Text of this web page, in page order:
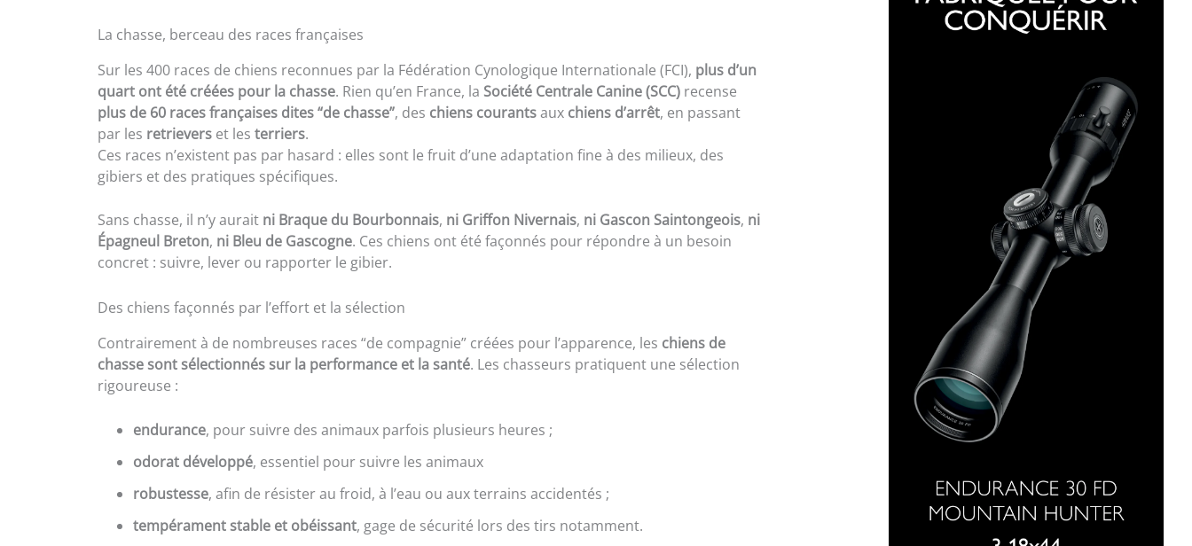
La chasse, berceau des races françaises
Sur les 400 races de chiens reconnues par la Fédération Cynologique Internationale (FCI), plus d’un
quart ont été créées pour la chasse. Rien qu’en France, la Société Centrale Canine (SCC) recense
plus de 60 races françaises dites “de chasse”, des chiens courantsaux chiens d’arrêt, en passant
par les retrievers et les terriers.
Ces races n’existent pas par hasard : elles sont le fruit d’une adaptation fine à des milieux, des
gibiers et des pratiques spécifiques.
Sans chasse, il n’y aurait ni Braque du Bourbonnais, ni Griffon Nivernais, ni Gascon Saintongeois, ni
Épagneul Breton, ni Bleu de Gascogne. Ces chiens ont été façonnés pour répondre à un besoin
concret : suivre, lever ou rapporter le gibier.
Des chiens façonnés par l’effort et la sélection
Contrairement à de nombreuses races “de compagnie” créées pour l’apparence, les chiens de
chasse sont sélectionnés sur la performance et la santé. Les chasseurs pratiquent une sélection
rigoureuse :
endurance, pour suivre des animaux parfois plusieurs heures ;
odorat développé, essentiel pour suivre les animaux
robustesse, afin de résister au froid, à l’eau ou aux terrains accidentés ;
tempérament stable et obéissant, gage de sécurité lors des tirs notamment.